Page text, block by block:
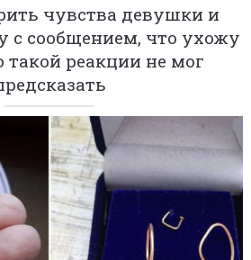
чувства девушки и
с сообщением, что ухожу
такой реакции не мог